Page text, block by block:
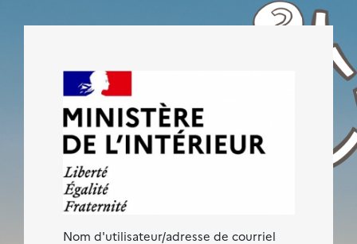
Procédure de création de compte
Nom d'utilisateur/adresse de courriel